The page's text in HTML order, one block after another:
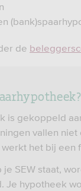
de
is gekoppeld
vallen
het bij een
SEW staat,
Je hypotheek